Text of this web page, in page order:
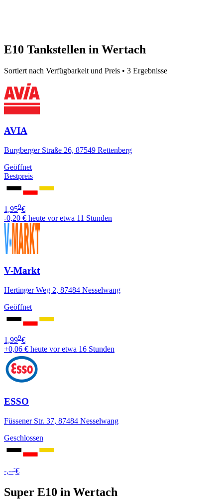
E10 Tankstellen in Wertach
Sortiert nach Verfügbarkeit und Preis • 3 Ergebnisse
AVIA
Burgberger Straße 26, 87549 Rettenberg
Geöffnet
Bestpreis
1,959€
-0,20 € heute vor etwa 11 Stunden
V-Markt
Hertinger Weg 2, 87484 Nesselwang
Geöffnet
1,999€
+0,06 € heute vor etwa 16 Stunden
ESSO
Füssener Str. 37, 87484 Nesselwang
Geschlossen
-,---€
Super E10 in Wertach